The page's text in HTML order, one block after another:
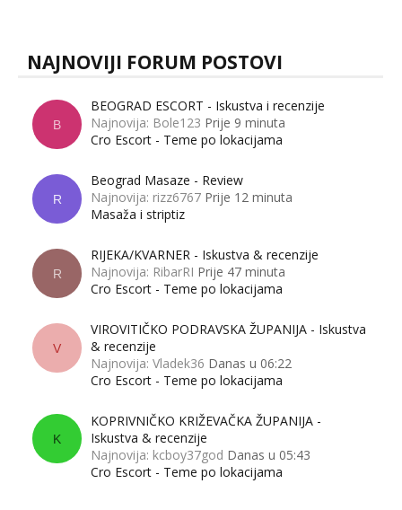
NAJNOVIJI FORUM POSTOVI
B
BEOGRAD ESCORT - Iskustva i recenzije
Najnovija: Bole123 Prije 9 minuta
Cro Escort - Teme po lokacijama
R
Beograd Masaze - Review
Najnovija: rizz6767 Prije 12 minuta
Masaža i striptiz
R
RIJEKA/KVARNER - Iskustva & recenzije
Najnovija: RibarRI Prije 47 minuta
Cro Escort - Teme po lokacijama
V
VIROVITIČKO PODRAVSKA ŽUPANIJA - Iskustva
& recenzije
Najnovija: Vladek36 Danas u 06:22
Cro Escort - Teme po lokacijama
K
KOPRIVNIČKO KRIŽEVAČKA ŽUPANIJA -
Iskustva & recenzije
Najnovija: kcboy37god Danas u 05:43
Cro Escort - Teme po lokacijama